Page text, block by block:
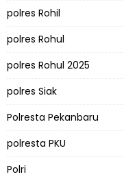
polres Rohil
polres Rohul
polres Rohul 2025
polres Siak
Polresta Pekanbaru
polresta PKU
Polri